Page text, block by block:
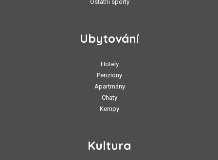
Ostatní sporty
Ubytování
Hotely
Penziony
Apartmány
Chaty
Kempy
Kultura